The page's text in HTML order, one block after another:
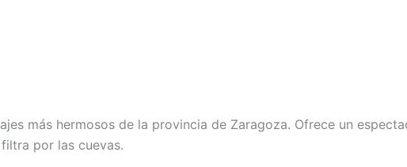
más hermosos de la provincia de Zaragoza. Ofrece un
por las cuevas.